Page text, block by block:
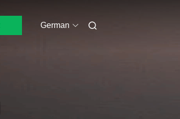
German